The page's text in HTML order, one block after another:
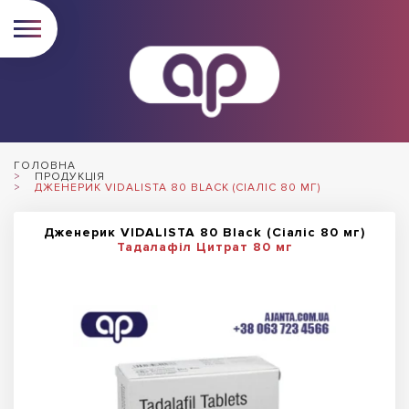
ГОЛОВНА
ПРОДУКЦІЯ
ДЖЕНЕРИК VIDALISTA 80 BLACK (СІАЛІС 80 МГ)
Дженерик VIDALISTA 80 Black (Сіаліс 80 мг)
Тадалафіл Цитрат 80 мг